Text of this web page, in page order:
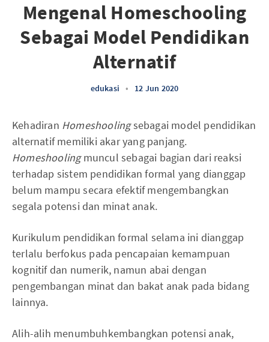
Mengenal Homeschooling
Sebagai Model Pendidikan
Alternatif
edukasi • 12 Jun 2020
Kehadiran Homeshoolingsebagai model pendidikan
alternatif memiliki akar yang panjang.
Homeshoolingmuncul sebagai bagian dari reaksi
terhadap sistem pendidikan formal yang dianggap
belum mampu secara efektif mengembangkan
segala potensi dan minat anak.
Kurikulum pendidikan formal selama ini dianggap
terlalu berfokus pada pencapaian kemampuan
kognitif dan numerik, namun abai dengan
pengembangan minat dan bakat anak pada bidang
lainnya.
Alih-alih menumbuhkembangkan potensi anak,